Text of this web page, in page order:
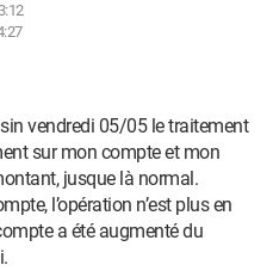
vendredi 05/05 le traitement
sur mon compte et mon
jusque là normal.
l’opération n’est plus en
a été augmenté du